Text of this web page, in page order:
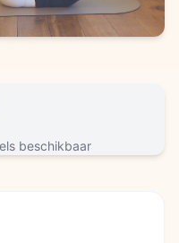
beschikbaar